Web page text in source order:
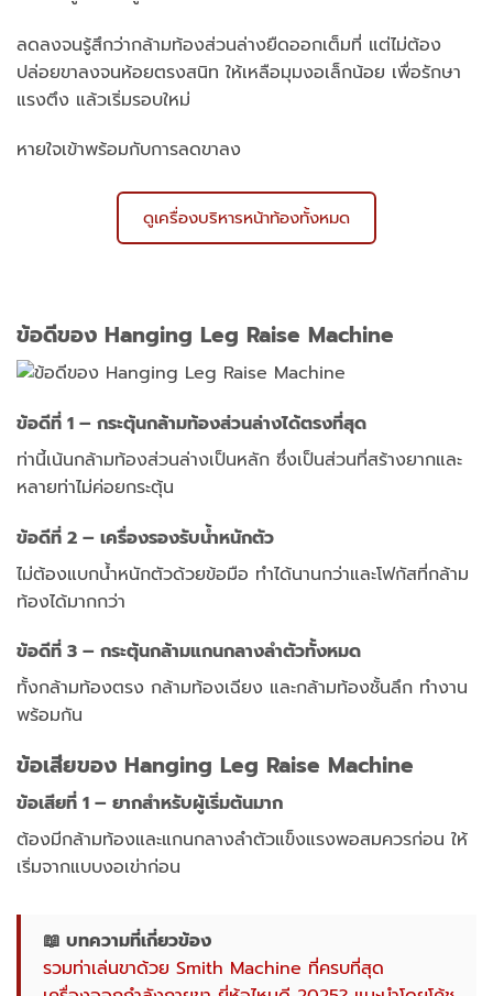
ลดลงจนรู้สึกว่ากล้ามท้องส่วนล่างยืดออกเต็มที่ แต่ไม่ต้อง
ปล่อยขาลงจนห้อยตรงสนิท ให้เหลือมุมงอเล็กน้อย เพื่อรักษา
แรงตึง แล้วเริ่มรอบใหม่
หายใจเข้าพร้อมกับการลดขาลง
ดูเครื่องบริหารหน้าท้องทั้งหมด
ข้อดีของ Hanging Leg Raise Machine
ข้อดีที่ 1 – กระตุ้นกล้ามท้องส่วนล่างได้ตรงที่สุด
ท่านี้เน้นกล้ามท้องส่วนล่างเป็นหลัก ซึ่งเป็นส่วนที่สร้างยากและ
หลายท่าไม่ค่อยกระตุ้น
ข้อดีที่ 2 – เครื่องรองรับน้ำหนักตัว
ไม่ต้องแบกน้ำหนักตัวด้วยข้อมือ ทำได้นานกว่าและโฟกัสที่กล้าม
ท้องได้มากกว่า
ข้อดีที่ 3 – กระตุ้นกล้ามแกนกลางลำตัวทั้งหมด
ทั้งกล้ามท้องตรง กล้ามท้องเฉียง และกล้ามท้องชั้นลึก ทำงาน
พร้อมกัน
ข้อเสียของ Hanging Leg Raise Machine
ข้อเสียที่ 1 – ยากสำหรับผู้เริ่มต้นมาก
ต้องมีกล้ามท้องและแกนกลางลำตัวแข็งแรงพอสมควรก่อน ให้
เริ่มจากแบบงอเข่าก่อน
📖 บทความที่เกี่ยวข้อง
รวมท่าเล่นขาด้วย Smith Machine ที่ครบที่สุด